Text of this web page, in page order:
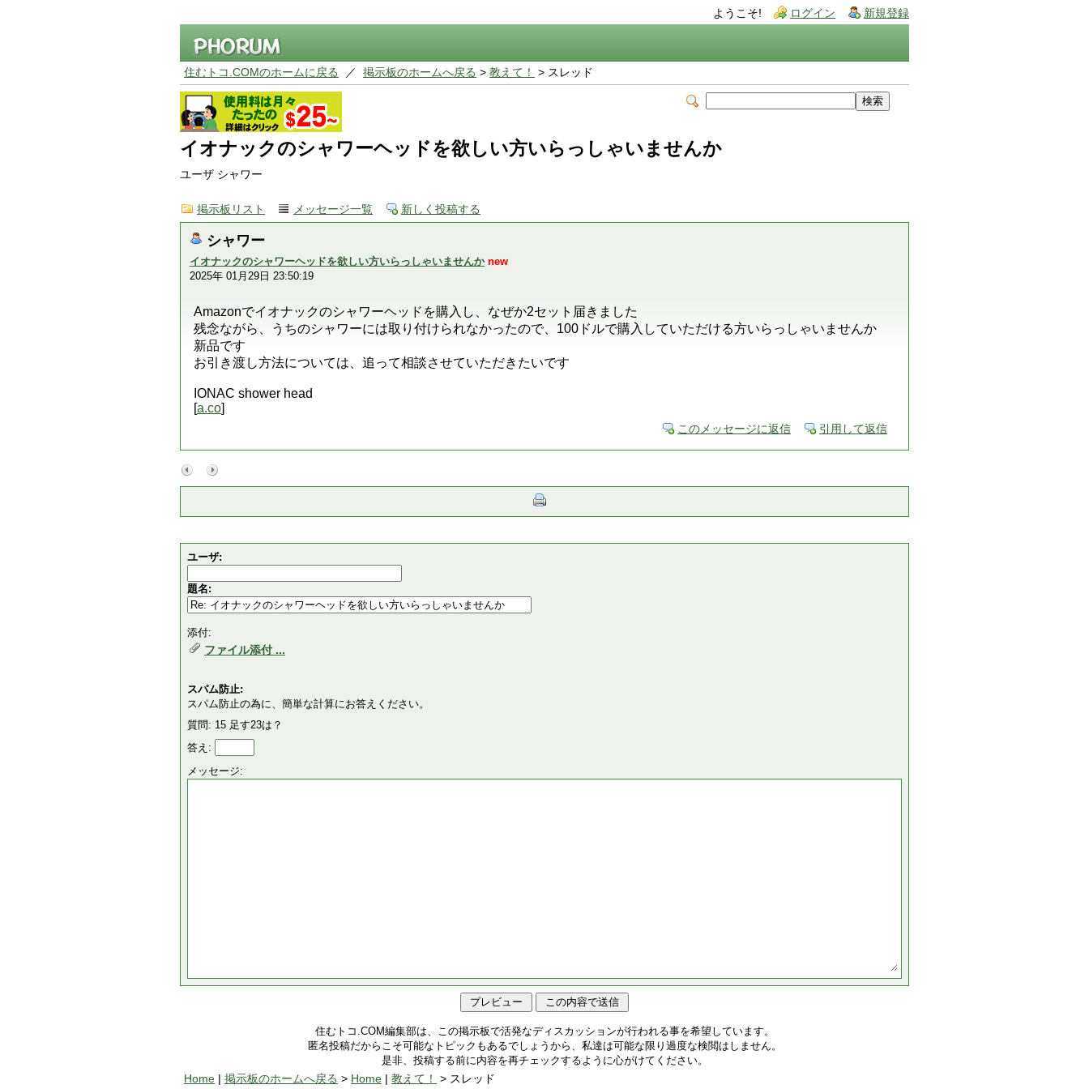
ようこそ! ログイン 新規登録
住むトコ.COMのホームに戻る ／ 掲示板のホームへ戻る > 教えて！ > スレッド
イオナックのシャワーヘッドを欲しい方いらっしゃいませんか
ユーザ シャワー
掲示板リスト メッセージ一覧 新しく投稿する
シャワー
イオナックのシャワーヘッドを欲しい方いらっしゃいませんか new
2025年 01月29日 23:50:19
Amazonでイオナックのシャワーヘッドを購入し、なぜか2セット届きました
残念ながら、うちのシャワーには取り付けられなかったので、100ドルで購入していただける方いらっしゃいませんか
新品です
お引き渡し方法については、追って相談させていただきたいです
IONAC shower head
[a.co]
このメッセージに返信 引用して返信
ユーザ:
題名:
添付:
ファイル添付 ...
スパム防止:
スパム防止の為に、簡単な計算にお答えください。
質問: 15 足す23は？
答え:
メッセージ:
住むトコ.COM編集部は、この掲示板で活発なディスカッションが行われる事を希望しています。
匿名投稿だからこそ可能なトピックもあるでしょうから、私達は可能な限り過度な検閲はしません。
是非、投稿する前に内容を再チェックするように心がけてください。
Home
掲示板のホームへ戻る > Home 教えて！ > スレッド